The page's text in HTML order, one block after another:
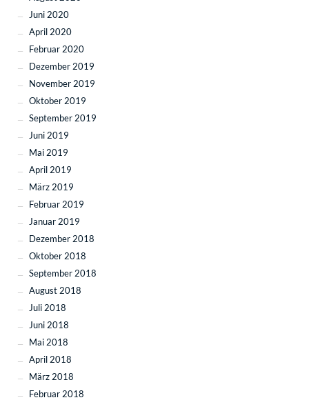
Juni 2020
April 2020
Februar 2020
Dezember 2019
November 2019
Oktober 2019
September 2019
Juni 2019
Mai 2019
April 2019
März 2019
Februar 2019
Januar 2019
Dezember 2018
Oktober 2018
September 2018
August 2018
Juli 2018
Juni 2018
Mai 2018
April 2018
März 2018
Februar 2018